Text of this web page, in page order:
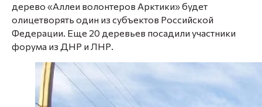
дерево «Аллеи волонтеров Арктики» будет
олицетворять один из субъектов Российской
Федерации. Еще 20 деревьев посадили участники
форума из ДНР и ЛНР.